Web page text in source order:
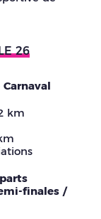
26
km
finales /